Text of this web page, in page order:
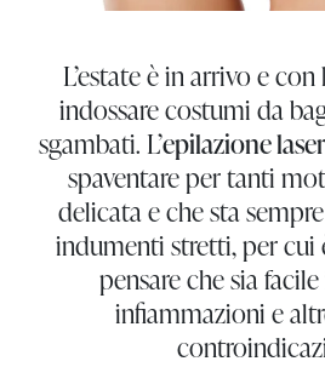
L’estate è in arrivo e
indossare costumi da
sgambati. L’epilazione
spaventare per tanti
delicata e che sta
indumenti stretti, per cui
pensare che sia
infiammazioni e